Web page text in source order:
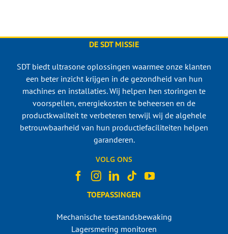
DE SDT MISSIE
SDT biedt ultrasone oplossingen waarmee onze klanten
een beter inzicht krijgen in de gezondheid van hun
machines en installaties. Wij helpen hen storingen te
voorspellen, energiekosten te beheersen en de
productkwaliteit te verbeteren terwijl wij de algehele
betrouwbaarheid van hun productiefaciliteiten helpen
garanderen.
VOLG ONS
TOEPASSINGEN
Mechanische toestandsbewaking
Lagersmering monitoren